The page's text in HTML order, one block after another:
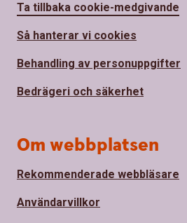
Ta tillbaka cookie-medgivande
Så hanterar vi cookies
Behandling av personuppgifter
Bedrägeri och säkerhet
Om webbplatsen
Rekommenderade webbläsare
Användarvillkor